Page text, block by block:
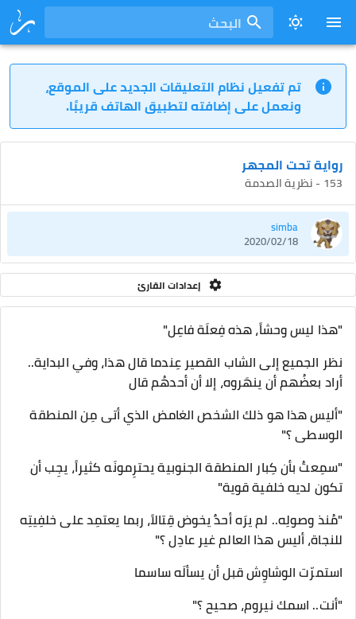
البحث
تم تفعيل نظام التعليقات الجديد على الموقع،
ونعمل على إضافته لتطبيق الهاتف قريبًا.
رواية تحت المجهر
153 - نظرية الصدمة
simba
2020/02/18
إعدادات القارئ
"هذا ليس وحشاً، هذه فِعلَة فاعِل"
نظر الجميع إلى الشاب القصير عِندما قال هذا، وفي البداية..
أراد بعضُهم أن ينهَروه، إلا أن أحدهُم قال
"أليس هذا هو ذلك الشخص الغامض الذي أتى مِن المنطقة
الوسطى ؟"
"سمِعتُ بأن كِبار المنطقة الجنوبية يحترِمونَه كثيراً، يجِب أن
تكون لديه خلفية قوية"
"مُنذ وصولِه.. لم يرَه أحدٌ يخوض قِتالاً، ربما يعتمِد على خلفِيتِه
للنجاة، أليس هذا العالم غير عادِل ؟"
استمرّت الوشاوِش قبل أن يسألَه ساسما
"أنت.. اسمك نيروم، صحيح ؟"